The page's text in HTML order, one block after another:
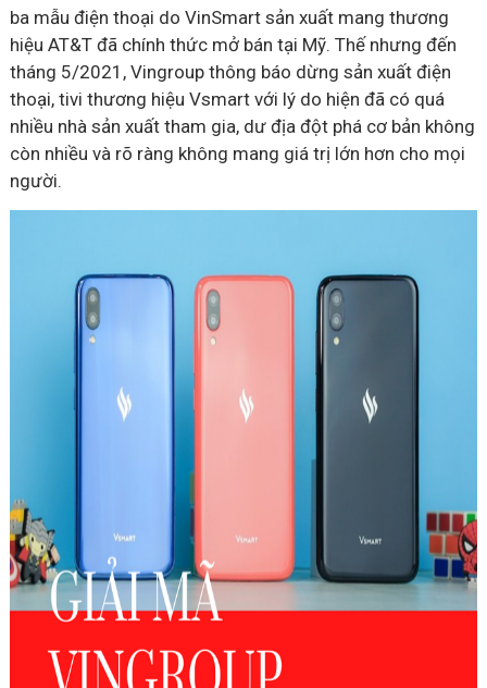
ba mẫu điện thoại do VinSmart sản xuất mang thương
hiệu AT&T đã chính thức mở bán tại Mỹ. Thế nhưng đến
tháng 5/2021, Vingroup thông báo dừng sản xuất điện
thoại, tivi thương hiệu Vsmart với lý do hiện đã có quá
nhiều nhà sản xuất tham gia, dư địa đột phá cơ bản không
còn nhiều và rõ ràng không mang giá trị lớn hơn cho mọi
người.